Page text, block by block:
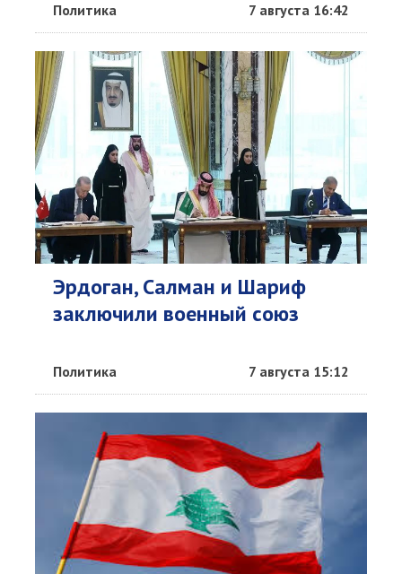
Политика 7 августа 16:42
Эрдоган, Салман и Шариф
заключили военный союз
Политика 7 августа 15:12